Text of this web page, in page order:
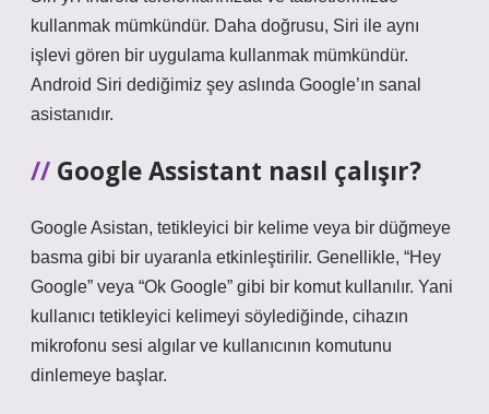
kullanmak mümkündür. Daha doğrusu, Siri ile aynı
işlevi gören bir uygulama kullanmak mümkündür.
Android Siri dediğimiz şey aslında Google’ın sanal
asistanıdır.
Google Assistant nasıl çalışır?
Google Asistan, tetikleyici bir kelime veya bir düğmeye
basma gibi bir uyaranla etkinleştirilir. Genellikle, “Hey
Google” veya “Ok Google” gibi bir komut kullanılır. Yani
kullanıcı tetikleyici kelimeyi söylediğinde, cihazın
mikrofonu sesi algılar ve kullanıcının komutunu
dinlemeye başlar.